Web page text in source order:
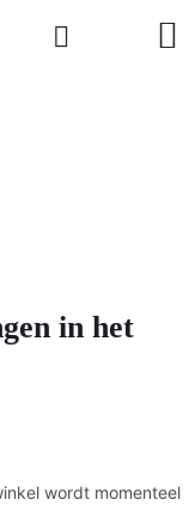
in het
wordt momenteel